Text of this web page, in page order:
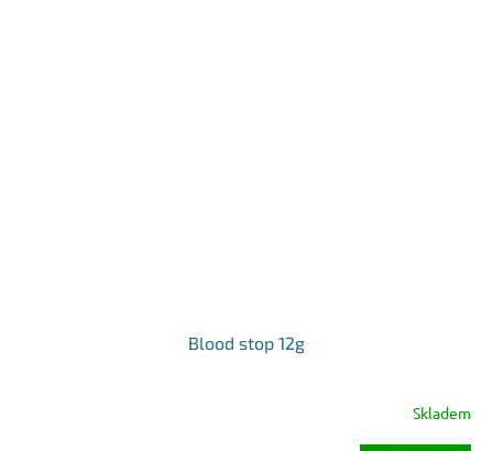
Blood stop 12g
Skladem